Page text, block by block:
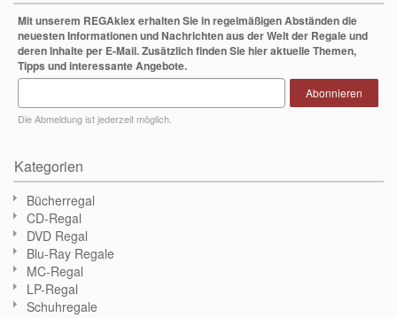
Mit unserem REGAklex erhalten Sie in regelmäßigen Abständen die
neuesten Informationen und Nachrichten aus der Welt der Regale und
deren Inhalte per E-Mail. Zusätzlich finden Sie hier aktuelle Themen,
Tipps und interessante Angebote.
Die Abmeldung ist jederzeit möglich.
Abonnieren
Kategorien
Bücherregal
CD-Regal
DVD Regal
Blu-Ray Regale
MC-Regal
LP-Regal
Schuhregale